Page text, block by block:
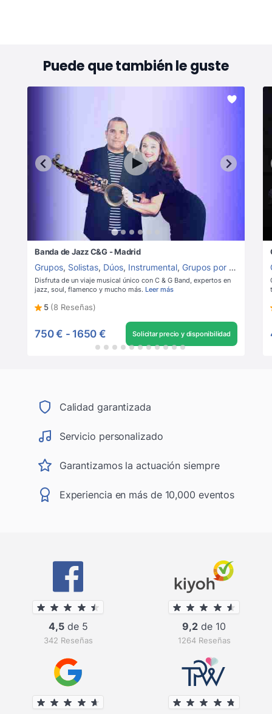
Puede que también le guste
Banda de Jazz C&G - Madrid
Grupos, Solistas, Dúos, Instrumental, Grupos por género
Disfruta de un viaje musical único con C & G Band, expertos en
jazz, soul, flamenco y mucho más. Leer más
5 (8 Reseñas)
750 € - 1650 € Solicitar precio y disponibilidad
Calidad garantizada
Servicio personalizado
Garantizamos la actuación siempre
Experiencia en más de 10,000 eventos
4,5de 5
342 Reseñas
9,2 de 10
1264 Reseñas